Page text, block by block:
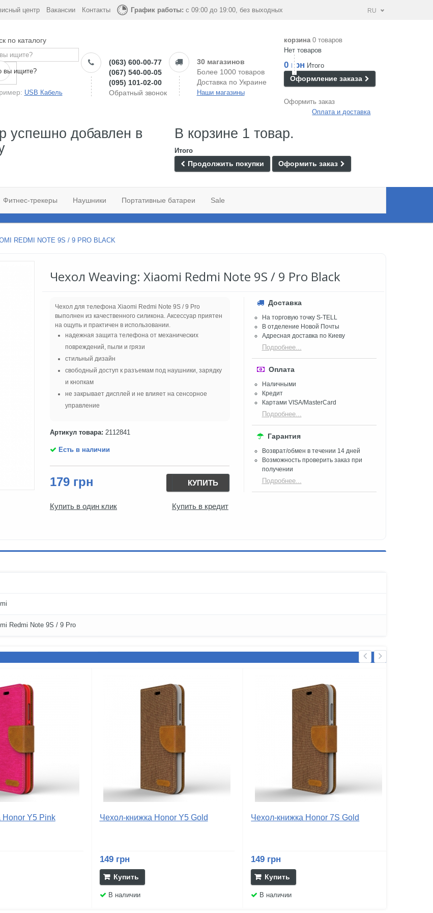
центр Вакансии Контакты График работы: с 09:00 до 19:00, без выходных RU
по каталогу
вы ищите?
USB Кабель
(063) 600-00-77
(067) 540-00-05
(095) 101-02-00
Обратный звонок
30 магазинов
Более 1000 товаров
Доставка по Украине
Наши магазины
корзина 0 товаров
Нет товаров
0 грн Итого
Оформление заказа
Оформить заказ
Оплата и доставка
успешно добавлен в
В корзине 1 товар.
Итого
Продолжить покупки Оформить заказ
Фитнес-трекеры Наушники Портативные батареи Sale
REDMI NOTE 9S / 9 PRO BLACK
Чехол Weaving: Xiaomi Redmi Note 9S / 9 Pro Black
Чехол для телефона Xiaomi Redmi Note 9S / 9 Pro
выполнен из качественного силикона. Аксессуар приятен
на ощупь и практичен в использовании.
надежная защита телефона от механических
повреждений, пыли и грязи
стильный дизайн
свободный доступ к разъемам под наушники, зарядку
и кнопкам
не закрывает дисплей и не влияет на сенсорное
управление
Артикул товара: 2112841
Есть в наличии
179 грн КУПИТЬ
Купить в один клик Купить в кредит
Доставка
На торговую точку S-TELL
В отделение Новой Почты
Адресная доставка по Киеву
Подробнее...
Оплата
Наличными
Кредит
Картами VISA/MasterCard
Подробнее...
Гарантия
Возврат/обмен в течении 14 дней
Возможность проверить заказ при
получении​
Подробнее...
Redmi Note 9S / 9 Pro
Honor Y5 Pink Чехол-книжка Honor Y5 Gold
149 грн
Купить
В наличии
Чехол-книжка Honor 7S Gold
149 грн
Купить
В наличии